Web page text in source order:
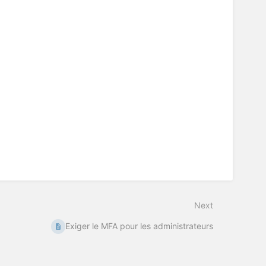
Next
Exiger le MFA pour les administrateurs